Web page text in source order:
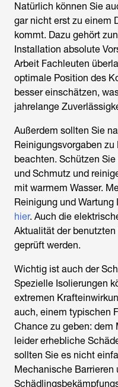
Natürlich können Sie
gar nicht erst zu einem
kommt. Dazu gehört
Installation absolute
Arbeit Fachleuten
optimale Position des
besser einschätzen,
jahrelange
Außerdem sollten Sie
Reinigungsvorgaben
beachten. Schützen
und Schmutz und
mit warmem Wasser.
Reinigung und Wartung
hier. Auch die
Aktualität der
geprüft werden.
Wichtig ist auch der
Spezielle Isolierungen
extremen
auch, einem typischen
Chance zu geben: dem
leider erhebliche
sollten Sie es nicht
Mechanische Barrieren